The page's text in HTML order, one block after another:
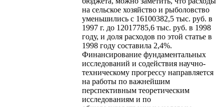
на сельское хозяйство и рыболовство
уменьшились с 16100382,5 тыс. руб. в
1997 г. до 12017785,6 тыс. руб. в 1998
году, и доля расходов по этой статье в
1998 году составила 2,4%.
Финансирование фундаментальных
исследований и содействия научно-
техническому прогрессу направляется
на работы по важнейшим
перспективным теоретическим
исследованиям и по